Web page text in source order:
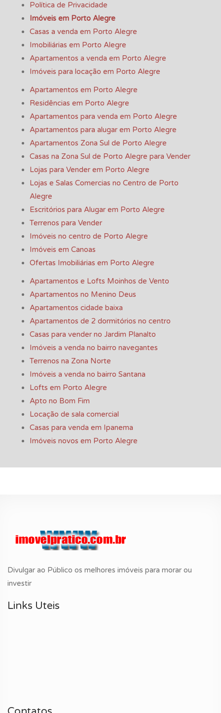
Política de Privacidade
Imóveis em Porto Alegre
Casas a venda em Porto Alegre
Imobiliárias em Porto Alegre
Apartamentos a venda em Porto Alegre
Imóveis para locação em Porto Alegre
Apartamentos em Porto Alegre
Residências em Porto Alegre
Apartamentos para venda em Porto Alegre
Apartamentos para alugar em Porto Alegre
Apartamentos Zona Sul de Porto Alegre
Casas na Zona Sul de Porto Alegre para Vender
Lojas para Vender em Porto Alegre
Lojas e Salas Comercias no Centro de Porto
Alegre
Escritórios para Alugar em Porto Alegre
Terrenos para Vender
Imóveis no centro de Porto Alegre
Imóveis em Canoas
Ofertas Imobiliárias em Porto Alegre
Apartamentos e Lofts Moinhos de Vento
Apartamentos no Menino Deus
Apartamentos cidade baixa
Apartamentos de 2 dormitórios no centro
Casas para vender no Jardim Planalto
Imóveis a venda no bairro navegantes
Terrenos na Zona Norte
Imóveis a venda no bairro Santana
Lofts em Porto Alegre
Apto no Bom Fim
Locação de sala comercial
Casas para venda em Ipanema
Imóveis novos em Porto Alegre
Divulgar ao Público os melhores imóveis para morar ou
investir
Links Uteis